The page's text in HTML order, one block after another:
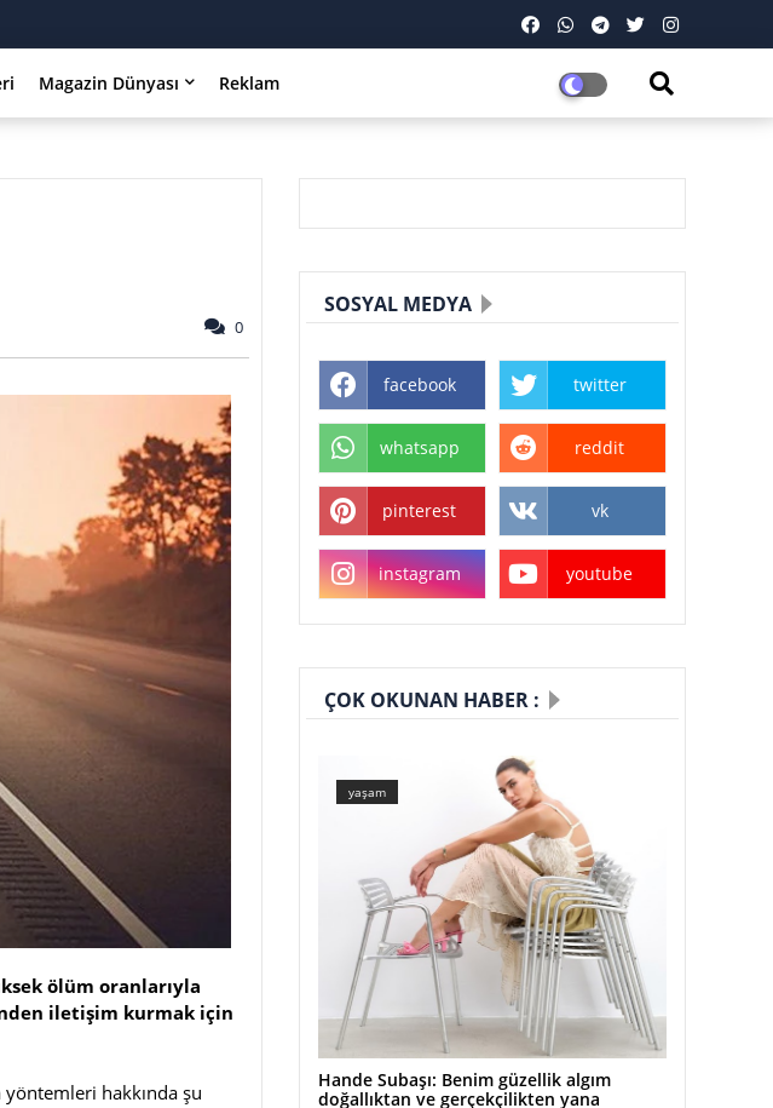
Magazin Dünyası Reklam
0
ölüm oranlarıyla
iletişim kurmak için
yöntemleri hakkında şu
SOSYAL MEDYA
facebook twitter
whatsapp reddit
pinterest vk
instagram youtube
ÇOK OKUNAN HABER :
yaşam
Hande Subaşı: Benim güzellik algım
doğallıktan ve gerçekçilikten yana